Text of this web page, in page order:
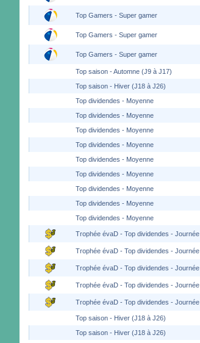
Top Gamers - Super gamer
Top Gamers - Super gamer
Top Gamers - Super gamer
Top saison - Automne (J9 à J17)
Top saison - Hiver (J18 à J26)
Top dividendes - Moyenne
Top dividendes - Moyenne
Top dividendes - Moyenne
Top dividendes - Moyenne
Top dividendes - Moyenne
Top dividendes - Moyenne
Top dividendes - Moyenne
Top dividendes - Moyenne
Top dividendes - Moyenne
Trophée évaD - Top dividendes - Journée
Trophée évaD - Top dividendes - Journée
Trophée évaD - Top dividendes - Journée
Trophée évaD - Top dividendes - Journée
Trophée évaD - Top dividendes - Journée
Top saison - Hiver (J18 à J26)
Top saison - Hiver (J18 à J26)